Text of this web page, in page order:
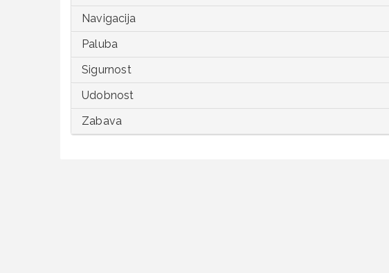
Navigacija
Paluba
Sigurnost
Udobnost
Zabava